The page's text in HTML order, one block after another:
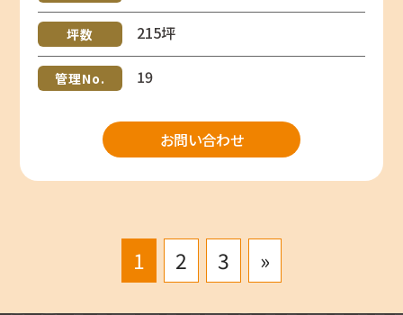
坪数 215坪
管理No. 19
お問い合わせ
1 2 3 »